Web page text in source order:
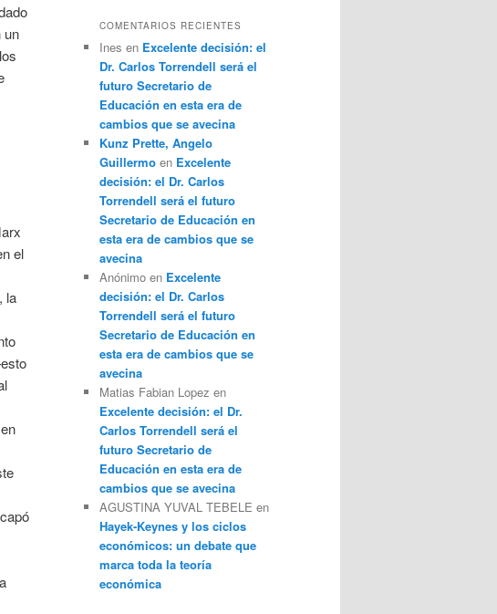
un
el
la
COMENTARIOS RECIENTES
Ines en Excelente decisión: el
Dr. Carlos Torrendell será el
futuro Secretario de
Educación en esta era de
cambios que se avecina
Kunz Prette, Angelo
Guillermo en Excelente
decisión: el Dr. Carlos
Torrendell será el futuro
Secretario de Educación en
esta era de cambios que se
avecina
Anónimo en Excelente
decisión: el Dr. Carlos
Torrendell será el futuro
Secretario de Educación en
esta era de cambios que se
avecina
Matias Fabian Lopez en
Excelente decisión: el Dr.
Carlos Torrendell será el
futuro Secretario de
Educación en esta era de
cambios que se avecina
AGUSTINA YUVAL TEBELE en
Hayek-Keynes y los ciclos
económicos: un debate que
marca toda la teoría
económica